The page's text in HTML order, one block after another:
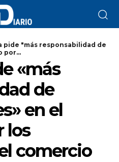
pide "más responsabilidad de
por...
«más
de
en el
los
comercio